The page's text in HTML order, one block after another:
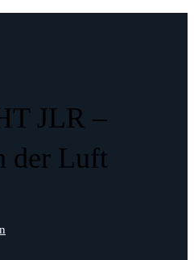
JLR –
der Luft